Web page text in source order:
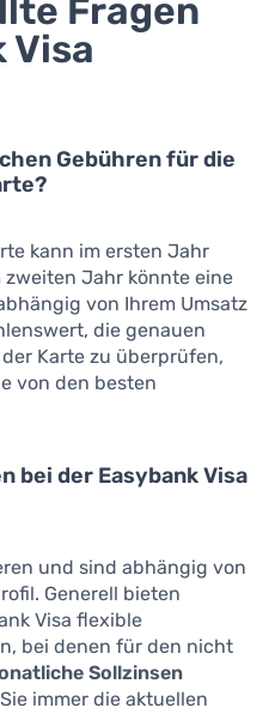
Fragen
Visa
Gebühren für die
kann im ersten Jahr
zweiten Jahr könnte eine
von Ihrem Umsatz
die genauen
Karte zu überprüfen,
von den besten
bei der Easybank Visa
und sind abhängig von
Generell bieten
Visa flexible
bei denen für den nicht
Sollzinsen
immer die aktuellen